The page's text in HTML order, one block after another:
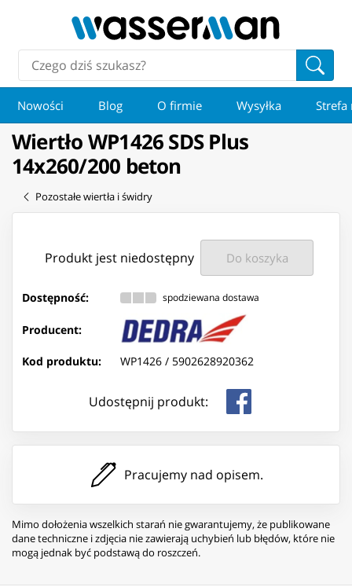
Nowości Blog O firmie Wysyłka Strefa
Wiertło WP1426 SDS Plus
14x260/200 beton
Pozostałe wiertła i świdry
Produkt jest niedostępny Do koszyka
Dostępność: spodziewana dostawa
Producent:
Kod produktu: WP1426 / 5902628920362
Udostępnij produkt:
Pracujemy nad opisem.
Mimo dołożenia wszelkich starań nie gwarantujemy, że publikowane
dane techniczne i zdjęcia nie zawierają uchybień lub błędów, które nie
mogą jednak być podstawą do roszczeń.